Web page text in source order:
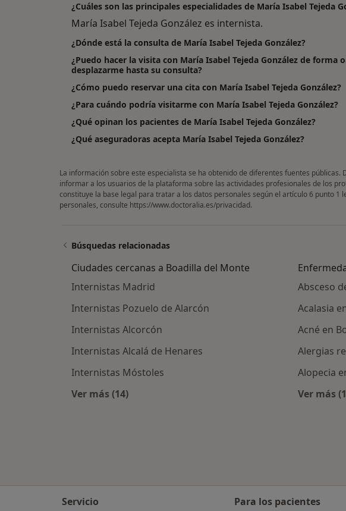
¿Cuáles son las principales especialidades de María Isabel Tejeda
María Isabel Tejeda González es internista.
¿Dónde está la consulta de María Isabel Tejeda González?
¿Puedo hacer la visita con María Isabel Tejeda González de forma
desplazarme hasta su consulta?
¿Cómo puedo reservar una cita con María Isabel Tejeda González?
¿Para cuándo podría visitarme con María Isabel Tejeda González?
¿Qué opinan los pacientes de María Isabel Tejeda González?
¿Qué aseguradoras acepta María Isabel Tejeda González?
La información sobre este especialista se ha obtenido de diferentes fuentes
informar a los usuarios de la plataforma sobre las actividades profesionales de los
constituye la base legal para tratar a los datos personales según el artículo 6 punto
personales, consulte https://www.doctoralia.es/privacidad.
Búsquedas relacionadas
Ciudades cercanas a Boadilla del Monte
Internistas Madrid
Internistas Pozuelo de Alarcón
Internistas Alcorcón
Internistas Alcalá de Henares
Internistas Móstoles
Ver más (14)
Absceso
Acalasia
Acné en
Alergias
Alopecia
Ver más
Servicio Para los pacientes